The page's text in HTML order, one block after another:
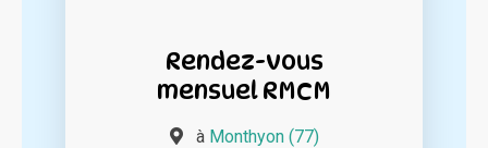
Rendez-vous
mensuel RMCM
à Monthyon (77)